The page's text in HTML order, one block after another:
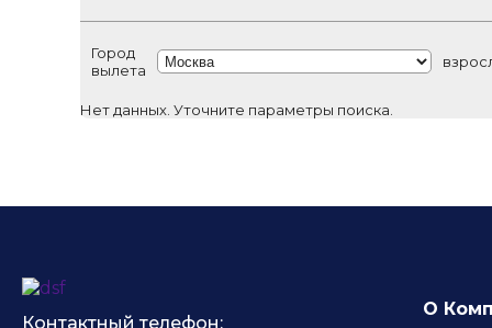
Город
вылета
Нет данных. Уточните параметры поиска.
Контактный телефон:
О